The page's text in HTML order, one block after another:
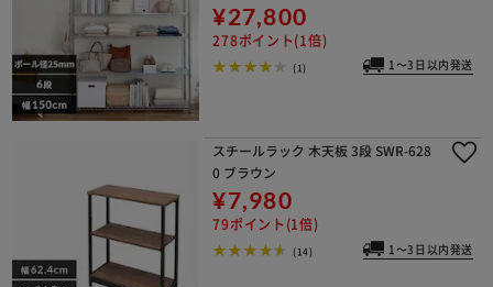
¥27,800
278ポイント(1倍)
(1) 1～3日以内発送
スチールラック 木天板 3段 SWR-628
0 ブラウン
¥7,980
79ポイント(1倍)
(14) 1～3日以内発送